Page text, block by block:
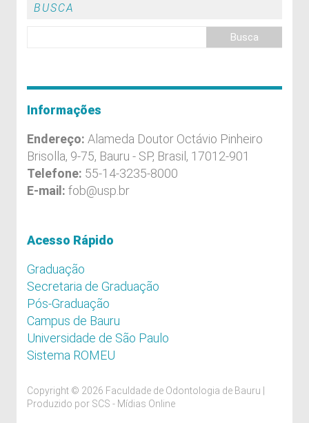
BUSCA
Informações
Endereço: Alameda Doutor Octávio Pinheiro
Brisolla, 9-75, Bauru - SP, Brasil, 17012-901
Telefone: 55-14-3235-8000
E-mail: fob@usp.br
Acesso Rápido
Graduação
Secretaria de Graduação
Pós-Graduação
Campus de Bauru
Universidade de São Paulo
Sistema ROMEU
Copyright © 2026 Faculdade de Odontologia de Bauru |
Produzido por SCS - Mídias Online